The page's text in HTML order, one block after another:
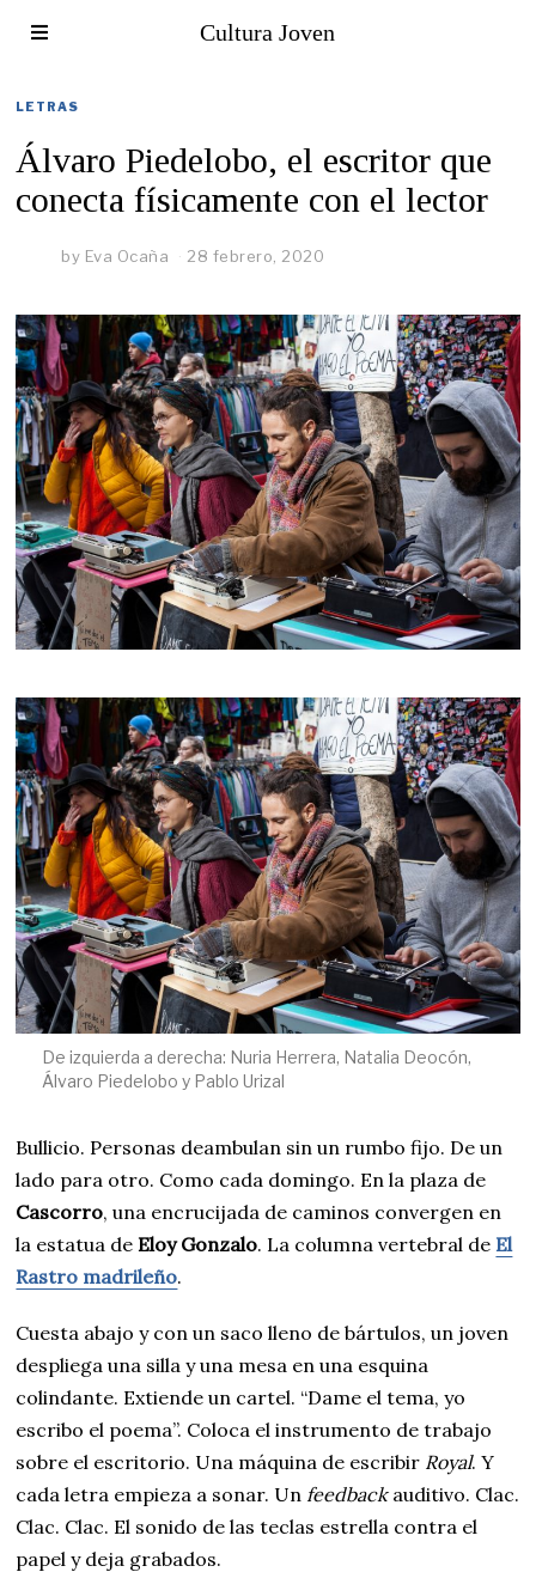
Cultura Joven
LETRAS
Álvaro Piedelobo, el escritor que
conecta físicamente con el lector
by Eva Ocaña 28 febrero, 2020
De izquierda a derecha: Nuria Herrera, Natalia Deocón,
Álvaro Piedelobo y Pablo Urizal
Bullicio. Personas deambulan sin un rumbo fijo. De un
lado para otro. Como cada domingo. En la plaza de
Cascorro, una encrucijada de caminos convergen en
la estatua deEloy Gonzalo. La columna vertebral de El
Rastro madrileño.
Cuesta abajo y con un saco lleno de bártulos, un joven
despliega una silla y una mesa en una esquina
colindante. Extiende un cartel. “Dame el tema, yo
escribo el poema”. Coloca el instrumento de trabajo
sobre el escritorio. Una máquina de escribir Royal. Y
cada letra empieza a sonar. Un feedbackauditivo. Clac.
Clac. Clac. El sonido de las teclas estrella contra el
papel y deja grabados.